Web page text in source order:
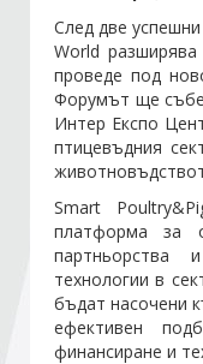
Арбитражен съд
Проекти
Членове
Стани член
След две
World
проведе под
Форумът ще
Интер Експо
птицевъдния
Smart
платформа за
партньорства
технологии в
бъдат насочени
ефективен
финансиране и